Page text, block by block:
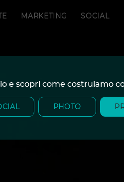
MARKETING SOCIAL
e scopri come costruiamo
PHOTO